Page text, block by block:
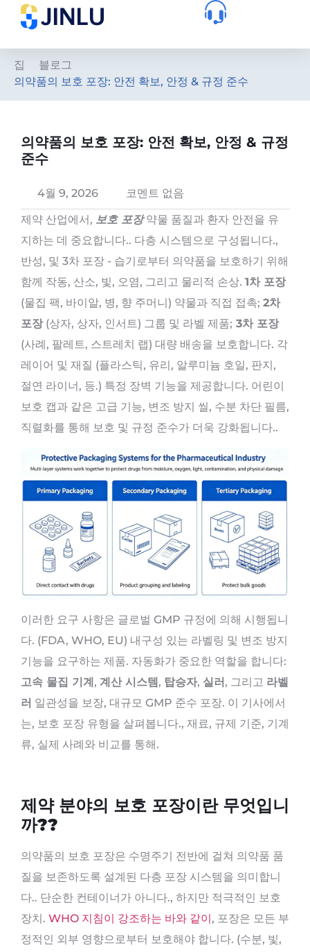
집
블로그
의약품의 보호 포장: 안전 확보, 안정 & 규정 준수
의약품의 보호 포장: 안전 확보, 안정 & 규정
준수
4월 9, 2026
코멘트 없음
제약 산업에서, 보호 포장약물 품질과 환자 안전을 유
지하는 데 중요합니다.. 다층 시스템으로 구성됩니다.,
반성, 및 3차 포장 - 습기로부터 의약품을 보호하기 위해
함께 작동, 산소, 빛, 오염, 그리고 물리적 손상. 1차 포장
(물집 팩, 바이알, 병, 향 주머니) 약물과 직접 접촉; 2차
포장(상자, 상자, 인서트) 그룹 및 라벨 제품; 3차 포장
(사례, 팔레트, 스트레치 랩) 대량 배송을 보호합니다. 각
레이어 및 재질 (플라스틱, 유리, 알루미늄 호일, 판지,
절연 라이너, 등.) 특정 장벽 기능을 제공합니다. 어린이
보호 캡과 같은 고급 기능, 변조 방지 씰, 수분 차단 필름,
직렬화를 통해 보호 및 규정 준수가 더욱 강화됩니다..
이러한 요구 사항은 글로벌 GMP 규정에 의해 시행됩니
다. (FDA, WHO, EU) 내구성 있는 라벨링 및 변조 방지
기능을 요구하는 제품. 자동화가 중요한 역할을 합니다:
고속 물집 기계, 계산 시스템, 탑승자, 실러, 그리고 라벨
러 일관성을 보장, 대규모 GMP 준수 포장. 이 기사에서
는, 보호 포장 유형을 살펴봅니다., 재료, 규제 기준, 기계
류, 실제 사례와 비교를 통해.
제약 분야의 보호 포장이란 무엇입니
까??
의약품의 보호 포장은 수명주기 전반에 걸쳐 의약품 품
질을 보존하도록 설계된 다층 포장 시스템을 의미합니
다.. 단순한 컨테이너가 아니다., 하지만 적극적인 보호
장치. WHO 지침이 강조하는 바와 같이, 포장은 모든 부
정적인 외부 영향으로부터 보호해야 합니다. (수분, 빛,